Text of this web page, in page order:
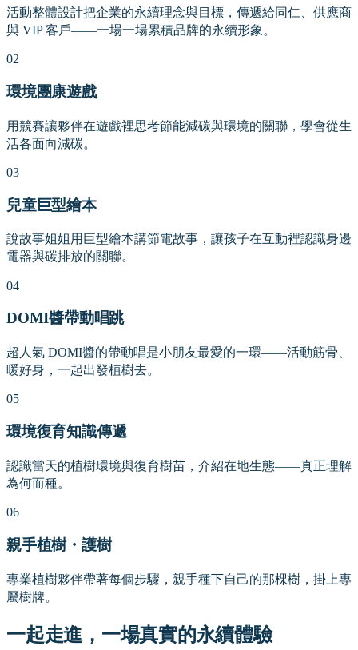
活動整體設計把企業的永續理念與目標，傳遞給同仁、供應商
與 VIP 客戶——一場一場累積品牌的永續形象。
02
環境團康遊戲
用競賽讓夥伴在遊戲裡思考節能減碳與環境的關聯，學會從生
活各面向減碳。
03
兒童巨型繪本
說故事姐姐用巨型繪本講節電故事，讓孩子在互動裡認識身邊
電器與碳排放的關聯。
04
DOMI醬帶動唱跳
超人氣 DOMI醬的帶動唱是小朋友最愛的一環——活動筋骨、
暖好身，一起出發植樹去。
05
環境復育知識傳遞
認識當天的植樹環境與復育樹苗，介紹在地生態——真正理解
為何而種。
06
親手植樹・護樹
專業植樹夥伴帶著每個步驟，親手種下自己的那棵樹，掛上專
屬樹牌。
一起走進，一場真實的永續體驗